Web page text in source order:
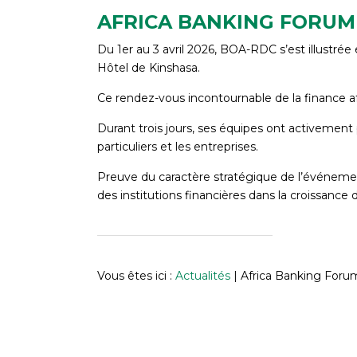
AFRICA BANKING
Du 1er au 3 avril 2026, BOA-RDC s’est
Hôtel de Kinshasa.
Ce rendez-vous incontournable de la finance
Durant trois jours, ses équipes ont
particuliers et les entreprises.
Preuve du caractère stratégique de
des institutions financières dans la croissance
Vous êtes ici : Actualités |Africa Banking